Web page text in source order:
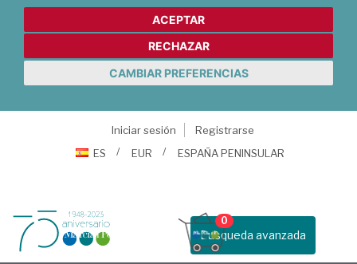
ACEPTAR
RECHAZAR
CAMBIAR PREFERENCIAS
Iniciar sesión
Registrarse
ES
EUR ESPAÑA PENINSULAR
Busqueda avanzada
0